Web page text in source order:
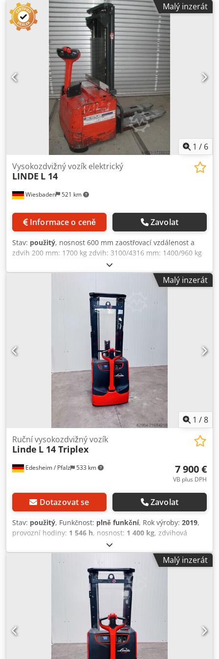
Všechny rozměry jsou zaokrouhlené. Za chyby v psaní nebo
měření neručíme. PODMÍNKY ODBĚRU Nakládání z boku až
do 5 tun je možné velkým vysokozdvižným vozíkem na
místě na vlastní riziko. Odběr POUZE po e-mailovém
potvrzení platby! Odběr BEZ ohlášení od pondělí do pátku
7:00–16:30 hod. Příliš vysoký stožár lze na požádání pro
přepravu demontovat. Při nesplnění termínu odběru bude
účtován skladovací poplatek 20 € za den a stroj (doplatek je
třeba uhradit před odběrem).
Malý inzerát
1 / 6
Wiesbaden 521 km
Vysokozdvižný vozík elektrický
LINDE L 14
Informace o ceně Zavolat
Stav: použitý, nosnost 600 mm zaostřovací vzdálenost a
zdvih 200 mm: 1700 kg zdvih: 3100/4316 mm: 1400/960 kg
zdvih: 4316 mm délka vidlice: 1150 mm hmotnost: 1220 kg
rozměr: 850 x 800/2000 mm Credeby D Dkspfx Ahyef
Malý inzerát
1 /8
Edesheim / Pfalz 533 km
Ruční vysokozdvižný vozík
Linde L 14 Triplex
7 900 €
VB plus DPH
Dotazovat se Zavolat
Stav: použitý, Funkčnost: plně funkční, Rok výroby: 2019,
provozní hodiny: 1 546 h, nosnost: 1 400 kg, zdvihová
, volný zdvih:1 745 mm
elektrický, typ stožáru:triplex, stavební výška:2 265 mm,
1 150 mm , typ pohonu: Elektro , Vysokozdvižný
vozík Těžiště: 600 Typ stožáru: Triplex Stav: Repasovaný
bez záruky Csdpoyz D U Isfx Ahyjrf Technický stav: Dobrý
Typ předních pneumatik: Vulkollan Typ zadních pneumatik:
Vulkollan Napětí baterie: 24V Kapacita baterie: 250Ah
Výrobce baterie: Midac Typ baterie: PzS Rok výroby baterie:
2019 Stav baterie: 60 - 80 % Popis: Dodáváno s novou
kontrolou FEM 4.004. V případě dalších dotazů nás prosím
kontaktujte. Kromě tohoto modelu máme skladem přibližně
150 dalších průmyslových vozíků. Navštivte naše webové
Malý inzerát